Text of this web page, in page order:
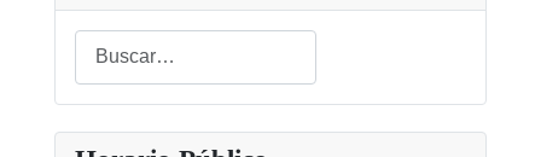
Buscar
Type 2 or more characters for results.